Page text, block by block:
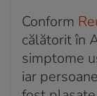
Conform
călătorit în
simptome
iar